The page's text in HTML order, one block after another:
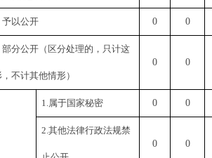
予以公开 0 0
部分公开（区分处理的，只计这
不计其他情形）
0 0
1.属于国家秘密 0 0
2.其他法律行政法规禁
0 0